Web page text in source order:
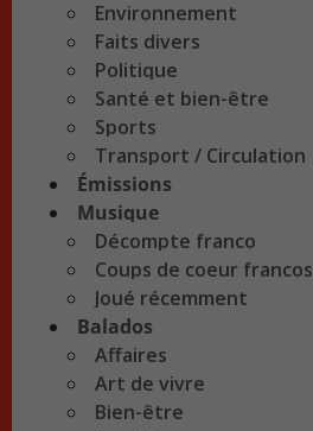
Environnement
Faits divers
Politique
Santé et bien-être
Sports
Transport / Circulation
Émissions
Musique
Décompte franco
Coups de coeur francos
Joué récemment
Balados
Affaires
Art de vivre
Bien-être